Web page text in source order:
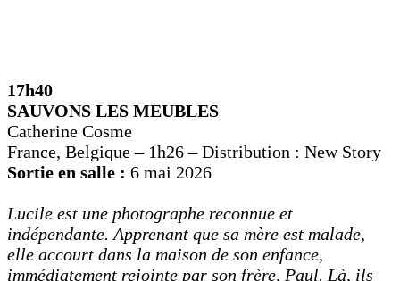
17h40
SAUVONS LES MEUBLES
Catherine Cosme
France, Belgique – 1h26 – Distribution : New Story
Sortie en salle : 6 mai 2026
Lucile est une photographe reconnue et
indépendante. Apprenant que sa mère est malade,
elle accourt dans la maison de son enfance,
immédiatement rejointe par son frère, Paul. Là, ils